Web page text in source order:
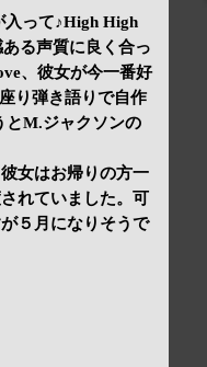
入って♪High High
る声質に良く合っ
、彼女が今一番好
り弾き語りで自作
とM.ジャクソンの
女はお帰りの方一
れていました。可
５月になりそうで